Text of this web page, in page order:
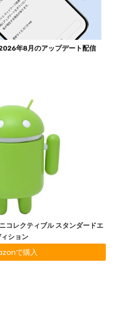
年8月のアップデート配信
レクティブル スタンダードエ
ション
で購入